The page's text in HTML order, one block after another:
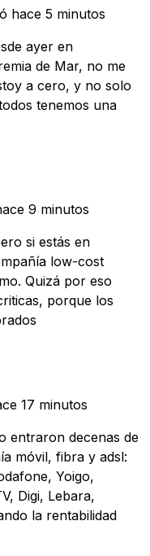
hace 5 minutos
ayer en
de Mar, no me
a cero, y no solo
tenemos una
9 minutos
si estás en
low-cost
Quizá por eso
porque los
17 minutos
entraron decenas de
móvil, fibra y adsl:
Yoigo,
Digi, Lebara,
la rentabilidad